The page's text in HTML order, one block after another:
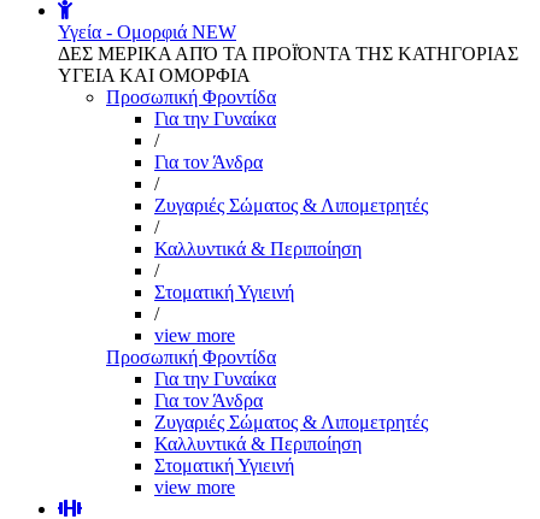
Υγεία - Ομορφιά NEW
ΔΕΣ ΜΕΡΙΚΑ ΑΠΌ ΤΑ ΠΡΟΪΌΝΤΑ ΤΗΣ ΚΑΤΗΓΟΡΙΑΣ
ΥΓΕΙΑ ΚΑΙ ΟΜΟΡΦΙΑ
Προσωπική Φροντίδα
Για την Γυναίκα
/
Για τον Άνδρα
/
Ζυγαριές Σώματος & Λιπομετρητές
/
Καλλυντικά & Περιποίηση
/
Στοματική Υγιεινή
/
view more
Προσωπική Φροντίδα
Για την Γυναίκα
Για τον Άνδρα
Ζυγαριές Σώματος & Λιπομετρητές
Καλλυντικά & Περιποίηση
Στοματική Υγιεινή
view more